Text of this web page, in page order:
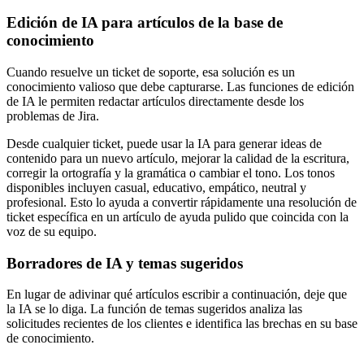
Edición de IA para artículos de la base de
conocimiento
Cuando resuelve un ticket de soporte, esa solución es un
conocimiento valioso que debe capturarse. Las funciones de edición
de IA le permiten redactar artículos directamente desde los
problemas de Jira.
Desde cualquier ticket, puede usar la IA para generar ideas de
contenido para un nuevo artículo, mejorar la calidad de la escritura,
corregir la ortografía y la gramática o cambiar el tono. Los tonos
disponibles incluyen casual, educativo, empático, neutral y
profesional. Esto lo ayuda a convertir rápidamente una resolución de
ticket específica en un artículo de ayuda pulido que coincida con la
voz de su equipo.
Borradores de IA y temas sugeridos
En lugar de adivinar qué artículos escribir a continuación, deje que
la IA se lo diga. La función de temas sugeridos analiza las
solicitudes recientes de los clientes e identifica las brechas en su base
de conocimiento.